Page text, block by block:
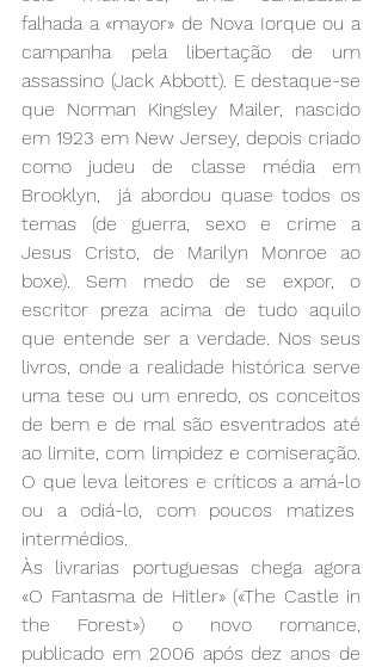
falhada a «mayor» de Nova Iorque ou a
campanha pela libertação de um
assassino (Jack Abbott). E destaque-se
que Norman Kingsley Mailer, nascido
em 1923 em New Jersey, depois criado
como judeu de classe média em
Brooklyn,  já abordou quase todos os
temas (de guerra, sexo e crime a
Jesus Cristo, de Marilyn Monroe ao
boxe). Sem medo de se expor, o
escritor preza acima de tudo aquilo
que entende ser a verdade. Nos seus
livros, onde a realidade histórica serve
uma tese ou um enredo, os conceitos
de bem e de mal são esventrados até
ao limite, com limpidez e comiseração.
O que leva leitores e críticos a amá-lo
ou a odiá-lo, com poucos matizes
intermédios.
Às livrarias portuguesas chega agora
«O Fantasma de Hitler» («The Castle in
the Forest») o novo romance,
publicado em 2006 após dez anos de